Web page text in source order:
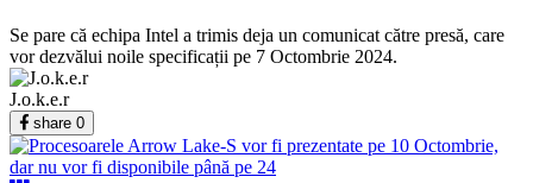
Se pare că echipa Intel a trimis deja un comunicat către presă, care
vor dezvălui noile specificații pe 7 Octombrie 2024.
J.o.k.e.r
share 0